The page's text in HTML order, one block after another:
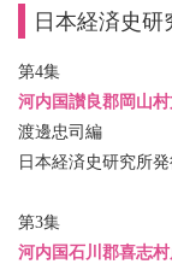
日本経済史
第4集
河内国讃良郡岡山
渡邊忠司編
日本経済史研究所
第3集
河内国石川郡喜志